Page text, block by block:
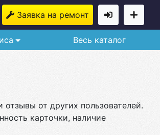
Заявка на ремонт
Весь каталог
от других пользователей.
карточки, наличие